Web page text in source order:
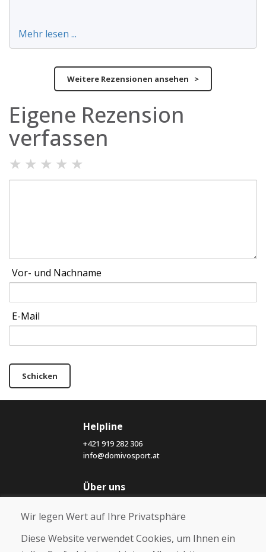
Mehr lesen ...
Weitere Rezensionen ansehen >
Eigene Rezension
verfassen
★ ★ ★ ★ ★
Vor- und Nachname
E-Mail
Schicken
Helpline
+421 919 282 306
info@domivosport.at
Über uns
Über uns
Kontakt
Wir legen Wert auf Ihre Privatsphäre
Diese Website verwendet Cookies, um Ihnen ein